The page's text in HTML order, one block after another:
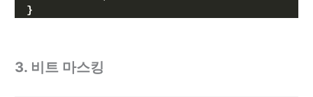
}
3. 비트 마스킹